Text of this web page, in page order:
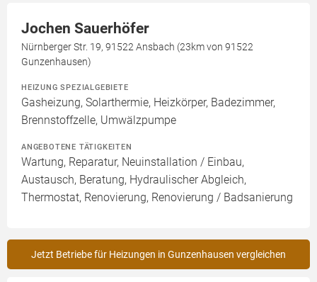
Jochen Sauerhöfer
Nürnberger Str. 19, 91522 Ansbach (23km von 91522
Gunzenhausen)
HEIZUNG SPEZIALGEBIETE
Gasheizung, Solarthermie, Heizkörper, Badezimmer,
Brennstoffzelle, Umwälzpumpe
ANGEBOTENE TÄTIGKEITEN
Wartung, Reparatur, Neuinstallation / Einbau,
Austausch, Beratung, Hydraulischer Abgleich,
Thermostat, Renovierung, Renovierung / Badsanierung
Jetzt Betriebe für Heizungen in Gunzenhausen vergleichen